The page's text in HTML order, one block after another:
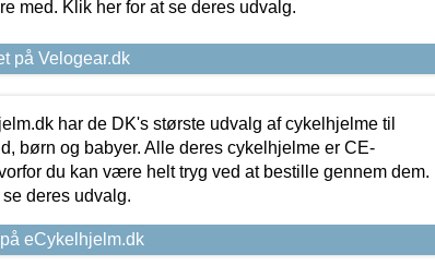
med. Klik her for at se deres udvalg.
på Velogear.dk
har de DK's største udvalg af cykelhjelme til
børn og babyer. Alle deres cykelhjelme er CE-
du kan være helt tryg ved at bestille gennem dem.
deres udvalg.
eCykelhjelm.dk